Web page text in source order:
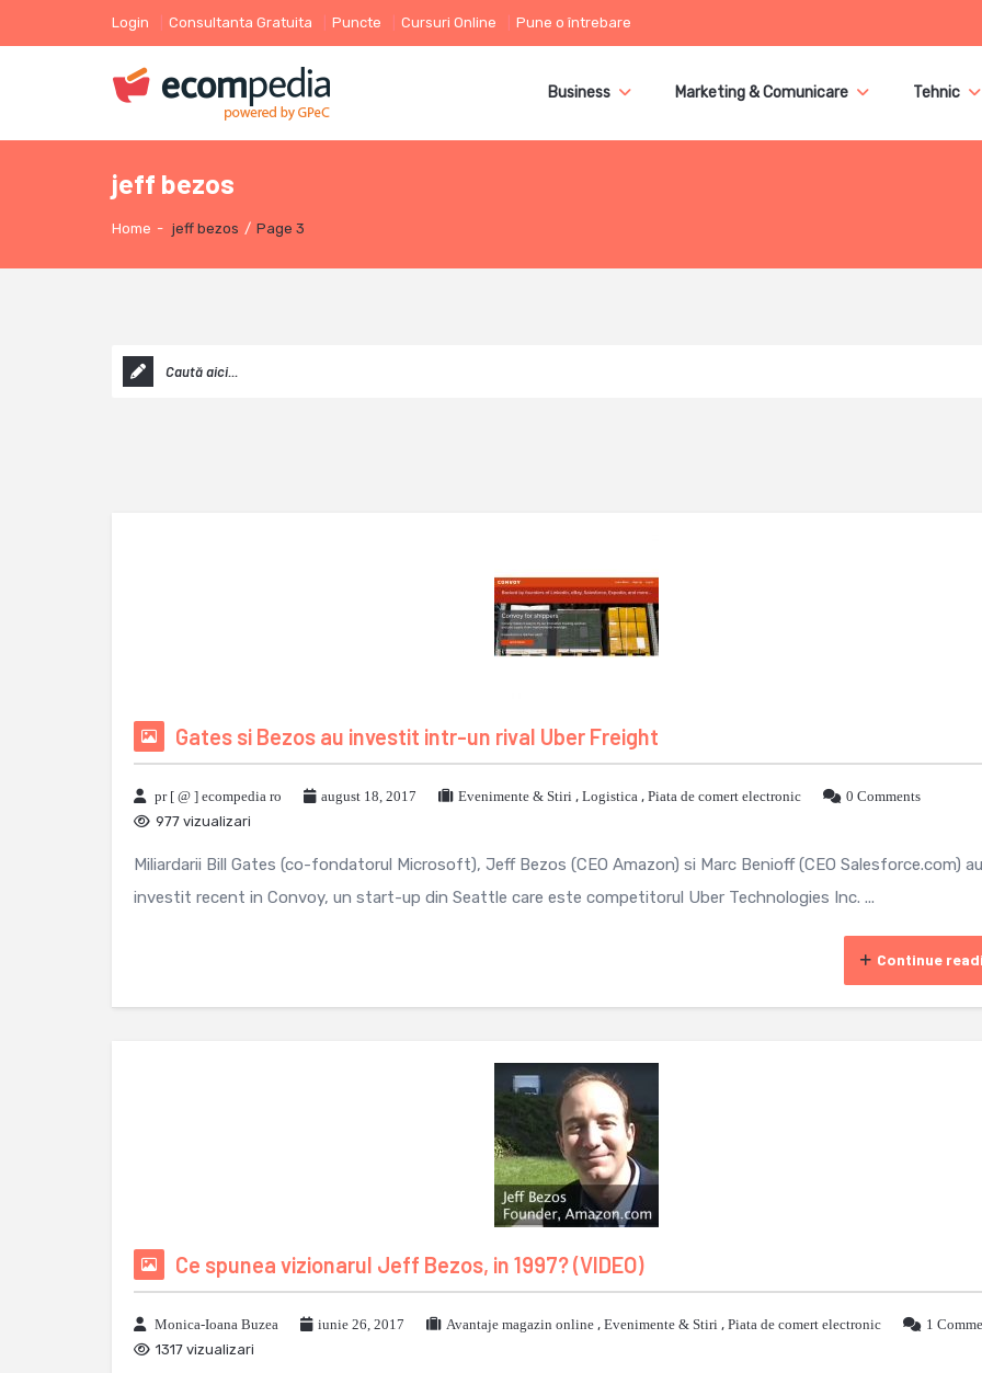
Login Consultanta Gratuita Puncte Cursuri Online Pune o întrebare
Business Marketing & Comunicare Tehnic
jeff bezos
Home - jeff bezos / Page 3
Gates si Bezos au investit intr-un rival Uber Freight
pr [ @ ] ecompedia ro august 18, 2017 Evenimente & Stiri , Logistica , Piata de comert electronic
0 Comments
977 vizualizari
Miliardarii Bill Gates (co-fondatorul Microsoft), Jeff Bezos (CEO Amazon) si Marc Benioff (CEO Salesforce.com) au
investit recent in Convoy, un start-up din Seattle care este competitorul Uber Technologies Inc. ...
Continue
Ce spunea vizionarul Jeff Bezos, in 1997? (VIDEO)
Monica-Ioana Buzea iunie 26, 2017 Avantaje magazin online , Evenimente & Stiri , Piata de comert electronic
1
1317 vizualizari